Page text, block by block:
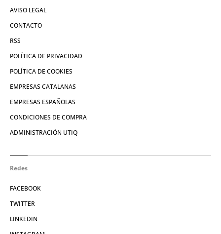
AVISO LEGAL
CONTACTO
RSS
POLÍTICA DE PRIVACIDAD
POLÍTICA DE COOKIES
EMPRESAS CATALANAS
EMPRESAS ESPAÑOLAS
CONDICIONES DE COMPRA
ADMINISTRACIÓN UTIQ
Redes
FACEBOOK
TWITTER
LINKEDIN